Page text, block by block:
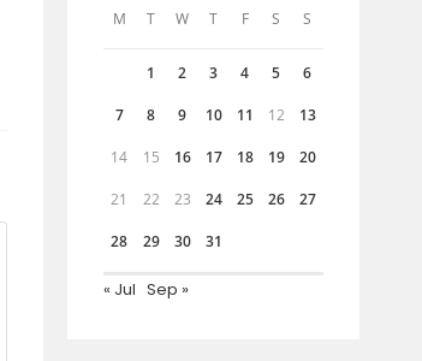
M T W T F S S
1 2 3 4 5 6
7 8 9 10 11 12 13
14 15 16 17 18 19 20
21 22 23 24 25 26 27
28 29 30 31
« Jul Sep »